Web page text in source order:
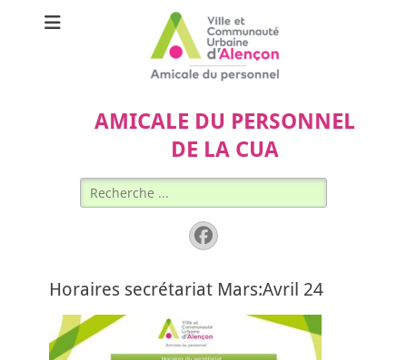
AMICALE DU PERSONNEL
DE LA CUA
Rechercher :
Facebook
Horaires secrétariat Mars:Avril 24